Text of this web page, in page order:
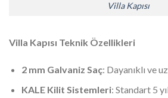
Villa Kapısı
Villa Kapısı Teknik Özellikleri
2 mm Galvaniz Saç: Dayanıklı ve
KALE Kilit Sistemleri: Standart 5